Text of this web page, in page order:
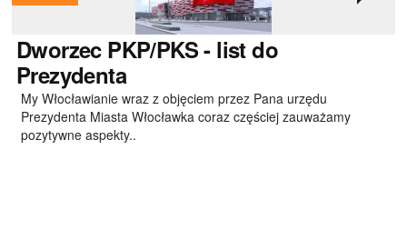
DworzecPKP/PKS - list do
Prezydenta
My Włocławianie wraz z objęciem przez Pana urzędu
Prezydenta Miasta Włocławka coraz częściej zauważamy
pozytywne aspekty..